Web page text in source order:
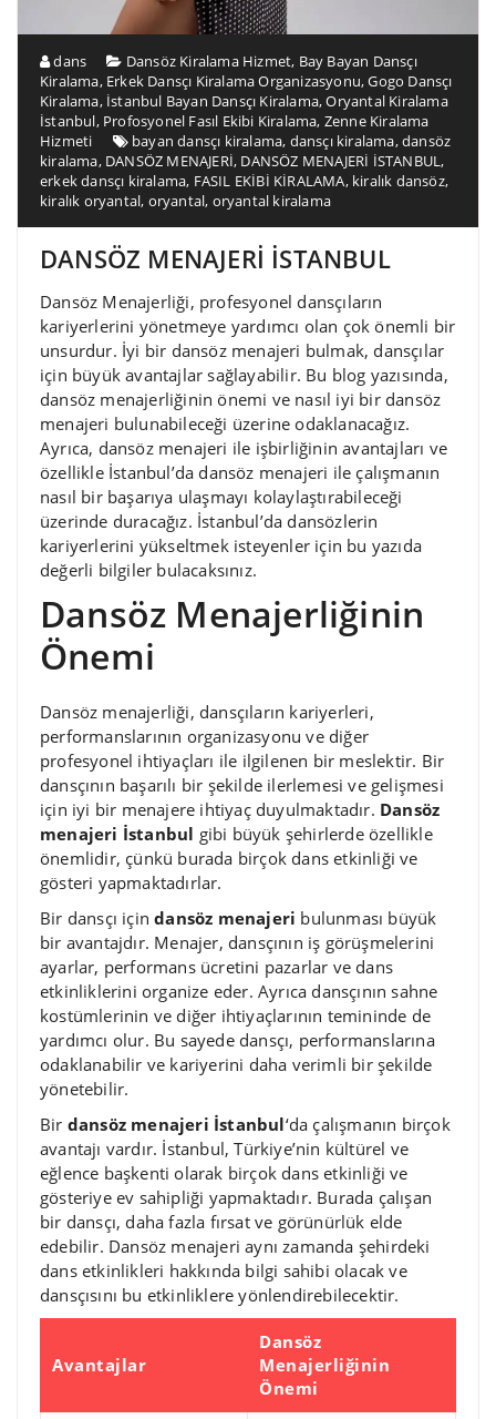
dans Dansöz Kiralama Hizmet, Bay Bayan Dansçı
Kiralama, Erkek Dansçı Kiralama Organizasyonu,Gogo Dansçı
Kiralama, İstanbul Bayan Dansçı Kiralama,Oryantal Kiralama
İstanbul, Profosyonel Fasıl Ekibi Kiralama, Zenne Kiralama
Hizmeti
bayan dansçı kiralama, dansçı kiralama,dansöz
kiralama, DANSÖZ MENAJERİ, DANSÖZ MENAJERİ İSTANBUL ,
erkek dansçı kiralama, FASIL EKİBİ KİRALAMA, kiralık dansöz,
kiralık oryantal, oryantal, oryantal kiralama
DANSÖZ MENAJERİ İSTANBUL
Dansöz Menajerliği, profesyonel dansçıların
kariyerlerini yönetmeye yardımcı olan çok önemli bir
unsurdur. İyi bir dansöz menajeri bulmak, dansçılar
için büyük avantajlar sağlayabilir. Bu blog yazısında,
dansöz menajerliğinin önemi ve nasıl iyi bir dansöz
menajeri bulunabileceği üzerine odaklanacağız.
Ayrıca, dansöz menajeri ile işbirliğinin avantajları ve
özellikle İstanbul’da dansöz menajeri ile çalışmanın
nasıl bir başarıya ulaşmayı kolaylaştırabileceği
üzerinde duracağız. İstanbul’da dansözlerin
kariyerlerini yükseltmek isteyenler için bu yazıda
değerli bilgiler bulacaksınız.
Dansöz Menajerliğinin
Önemi
Dansöz menajerliği, dansçıların kariyerleri,
performanslarının organizasyonu ve diğer
profesyonel ihtiyaçları ile ilgilenen bir meslektir. Bir
dansçının başarılı bir şekilde ilerlemesi ve gelişmesi
için iyi bir menajere ihtiyaç duyulmaktadır. Dansöz
menajeri İstanbul gibi büyük şehirlerde özellikle
önemlidir, çünkü burada birçok dans etkinliği ve
gösteri yapmaktadırlar.
Bir dansçı içindansöz menajeri bulunması büyük
bir avantajdır. Menajer, dansçının iş görüşmelerini
ayarlar, performans ücretini pazarlar ve dans
etkinliklerini organize eder. Ayrıca dansçının sahne
kostümlerinin ve diğer ihtiyaçlarının temininde de
yardımcı olur. Bu sayede dansçı, performanslarına
odaklanabilir ve kariyerini daha verimli bir şekilde
yönetebilir.
Bir dansöz menajeri İstanbul‘da çalışmanın birçok
avantajı vardır. İstanbul, Türkiye’nin kültürel ve
eğlence başkenti olarak birçok dans etkinliği ve
gösteriye ev sahipliği yapmaktadır. Burada çalışan
bir dansçı, daha fazla fırsat ve görünürlük elde
edebilir. Dansöz menajeri aynı zamanda şehirdeki
dans etkinlikleri hakkında bilgi sahibi olacak ve
dansçısını bu etkinliklere yönlendirebilecektir.
Avantajlar
Dansöz
Menajerliğinin
Önemi